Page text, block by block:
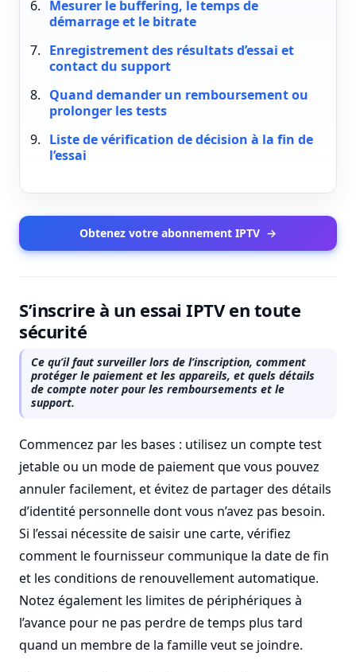
Mesurer le buffering, le temps de
démarrage et le bitrate
Enregistrement des résultats d’essai et
contact du support
Quand demander un remboursement ou
prolonger les tests
Liste de vérification de décision à la fin de
l’essai
Obtenez votre abonnement IPTV →
S’inscrire à un essai IPTV en toute
sécurité
Ce qu’il faut surveiller lors de l’inscription, comment
protéger le paiement et les appareils, et quels détails
de compte noter pour les remboursements et le
support.
Commencez par les bases : utilisez un compte test
jetable ou un mode de paiement que vous pouvez
annuler facilement, et évitez de partager des détails
d’identité personnelle dont vous n’avez pas besoin.
Si l’essai nécessite de saisir une carte, vérifiez
comment le fournisseur communique la date de fin
et les conditions de renouvellement automatique.
Notez également les limites de périphériques à
l’avance pour ne pas perdre de temps plus tard
quand un membre de la famille veut se joindre.